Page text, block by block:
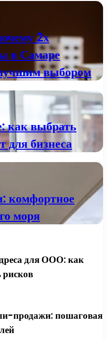
2х
в Самаре
выбором
как выбрать
для бизнеса
комфортное
моря
для ООО: как
рисков
продажи: пошаговая